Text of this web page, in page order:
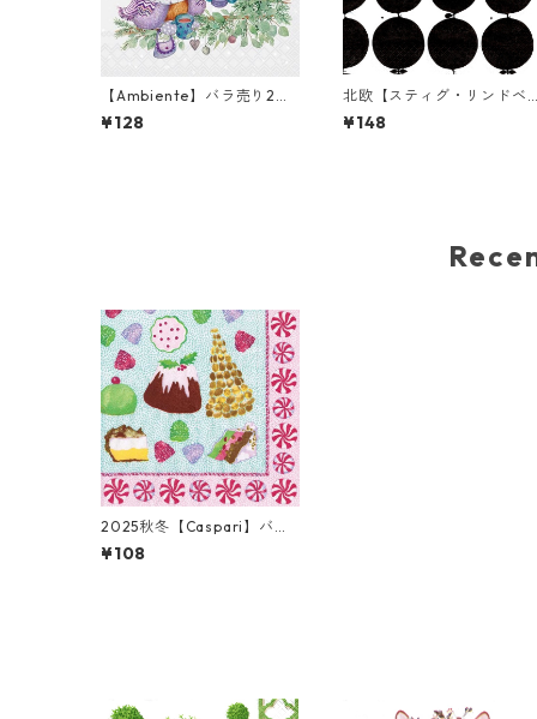
【Ambiente】バラ売り2枚
ランチサイズ ペーパーナプ
キン Winter owls ライトグ
¥128
北欧【スティグ・リンドベ
リ】バラ売り1枚 ランチサイ
ズ ペーパーナプキン TALLY
¥148
2025秋冬【Caspari】バラ
売り1枚 ランチサイズ ペーパ
ーナプキン SWEETS ブルーx
¥108